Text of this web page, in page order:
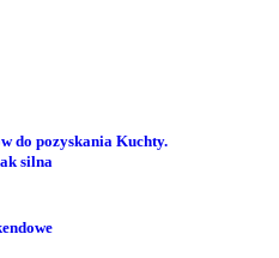
do pozyskania Kuchty.
silna